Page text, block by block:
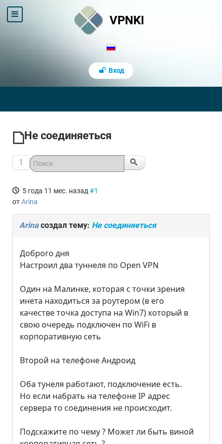
VPNKI
Вход
Не соединяеться
1
5 года 11 мес. назад #1
отArina
Arinaсоздал тему: Не соединяеться
Доброго дня
Настроил два туннеля по Open VPN
Один на Малинке, которая с точки зрения
инета находиться за роутером (в его
качестве точка доступа на Win7) который в
свою очередь подключен по WiFi в
корпоративную сеть
Второй на телефоне Андроид
Оба тунеля работают, подключение есть.
Но если набрать на телефоне IP адрес
сервера то соединения не происходит.
Подскажите по чему ? Может ли быть виной